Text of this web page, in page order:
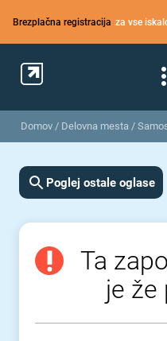
Brezplačna registracija za vse
Domov / Delovna mesta /
Poglej ostale oglase
Ta
je že